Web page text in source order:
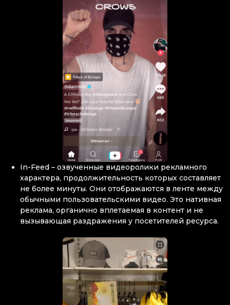
In-Feed – озвученные видеоролики рекламного
характера, продолжительность которых составляет
не более минуты. Они отображаются в ленте между
обычными пользовательскими видео. Это нативная
реклама, органично вплетаемая в контент и не
вызывающая раздражения у посетителей ресурса.